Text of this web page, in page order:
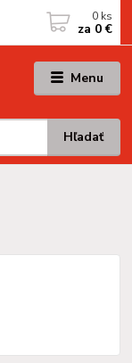
Menu
Hľadať
0 ks
za 0 €